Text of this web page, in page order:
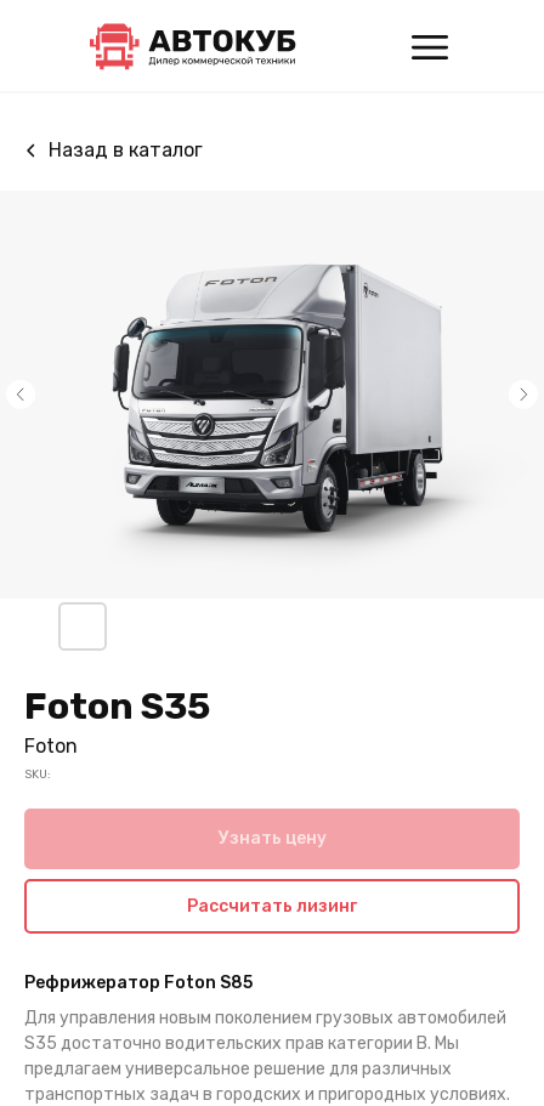
Назад в каталог
Foton S35
Foton
SKU:
Узнать цену
Рассчитать лизинг
Рефрижератор Foton S85
Для управления новым поколением грузовых автомобилей
S35 достаточно водительских прав категории В. Мы
предлагаем универсальное решение для различных
транспортных задач в городских и пригородных условиях.